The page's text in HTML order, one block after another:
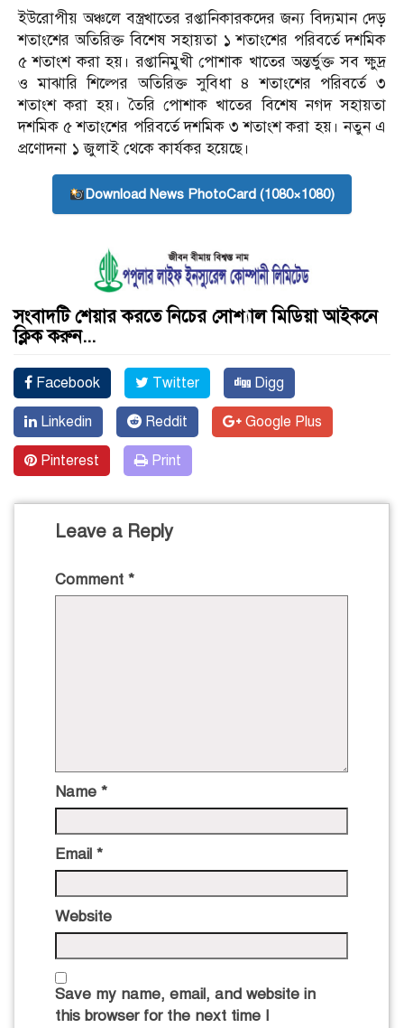
ইউরোপীয় অঞ্চলে বস্ত্রখাতের রপ্তানিকারকদের জন্য বিদ্যমান দেড়
শতাংশের অতিরিক্ত বিশেষ সহায়তা ১ শতাংশের পরিবর্তে দশমিক
৫ শতাংশ করা হয়। রপ্তানিমুখী পোশাক খাতের অন্তর্ভুক্ত সব ক্ষুদ্র
ও মাঝারি শিল্পের অতিরিক্ত সুবিধা ৪ শতাংশের পরিবর্তে ৩
শতাংশ করা হয়। তৈরি পোশাক খাতের বিশেষ নগদ সহায়তা
দশমিক ৫ শতাংশের পরিবর্তে দশমিক ৩ শতাংশ করা হয়। নতুন এ
প্রণোদনা ১ জুলাই থেকে কার্যকর হয়েছে।
Download News PhotoCard (1080×1080)
সংবাদটি শেয়ার করতে নিচের সোশ্যাল মিডিয়া আইকনে
ক্লিক করুন...
Facebook Twitter Digg
Linkedin Reddit Google Plus
Pinterest Print
Leave a Reply
Comment *
Name *
Email *
Website
Save my name, email, and website in
this browser for the next time I